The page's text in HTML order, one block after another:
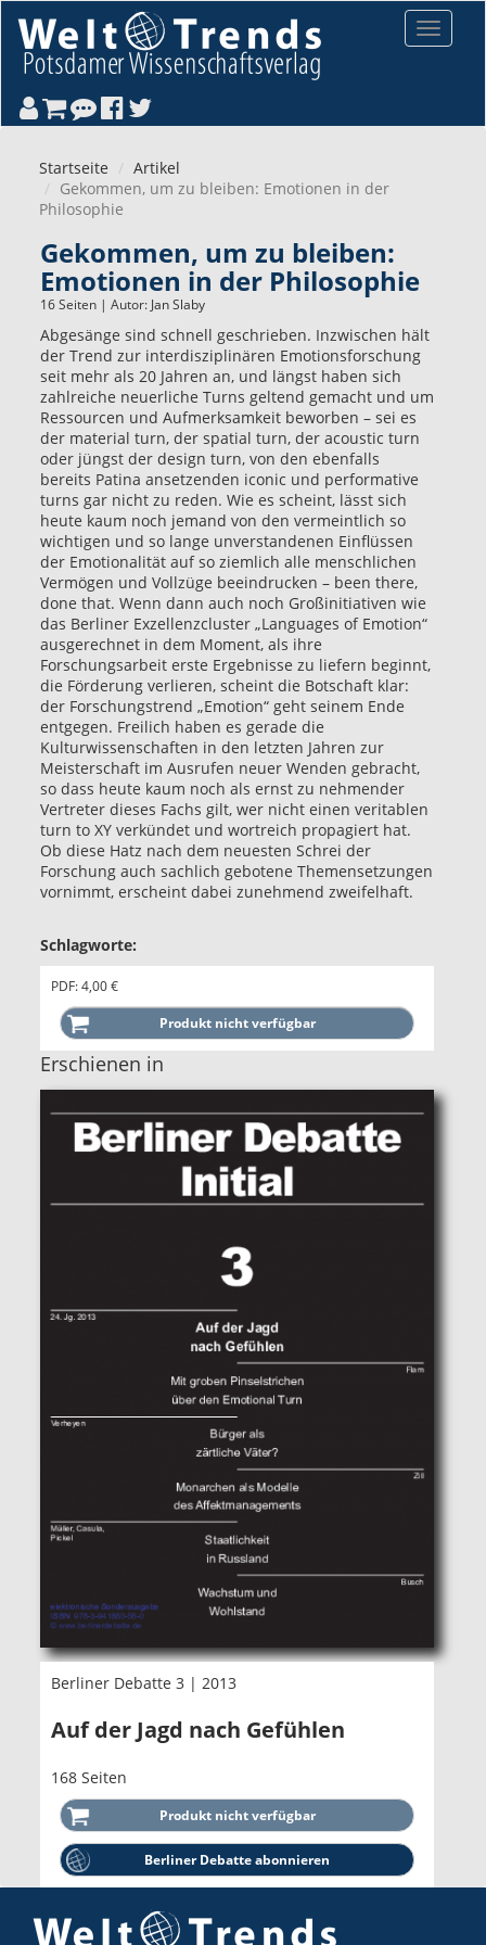
Toggle
Startseite
Artikel
Gekommen, um zu bleiben: Emotionen in der
Philosophie
Gekommen, um zu bleiben:
Emotionen in der Philosophie
16 Seiten | Autor: Jan Slaby
Abgesänge sind schnell geschrieben. Inzwischen hält
der Trend zur interdisziplinären Emotionsforschung
seit mehr als 20 Jahren an, und längst haben sich
zahlreiche neuerliche Turns geltend gemacht und um
Ressourcen und Aufmerksamkeit beworben – sei es
der material turn, der spatial turn, der acoustic turn
oder jüngst der design turn, von den ebenfalls
bereits Patina ansetzenden iconic und performative
turns gar nicht zu reden. Wie es scheint, lässt sich
heute kaum noch jemand von den vermeintlich so
wichtigen und so lange unverstandenen Einflüssen
der Emotionalität auf so ziemlich alle menschlichen
Vermögen und Vollzüge beeindrucken – been there,
done that. Wenn dann auch noch Großinitiativen wie
das Berliner Exzellenzcluster „Languages of Emotion“
ausgerechnet in dem Moment, als ihre
Forschungsarbeit erste Ergebnisse zu liefern beginnt,
die Förderung verlieren, scheint die Botschaft klar:
der Forschungstrend „Emotion“ geht seinem Ende
entgegen. Freilich haben es gerade die
Kulturwissenschaften in den letzten Jahren zur
Meisterschaft im Ausrufen neuer Wenden gebracht,
so dass heute kaum noch als ernst zu nehmender
Vertreter dieses Fachs gilt, wer nicht einen veritablen
turn to XY verkündet und wortreich propagiert hat.
Ob diese Hatz nach dem neuesten Schrei der
Forschung auch sachlich gebotene Themensetzungen
vornimmt, erscheint dabei zunehmend zweifelhaft.
Schlagworte:
PDF: 4,00 €
Erschienen in
Berliner Debatte 3 | 2013
Auf der Jagd nach Gefühlen
168 Seiten
Berliner Debatte abonnieren